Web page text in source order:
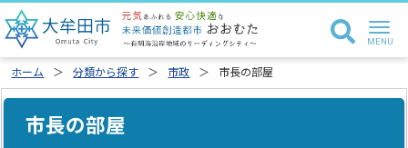
ホーム 分類から探す 市政 市長の部屋
市長の部屋